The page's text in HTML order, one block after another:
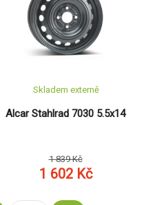
Alcar Stahlrad 7030 5.5x14
Skladem externě
1 839 Kč
1 602 Kč